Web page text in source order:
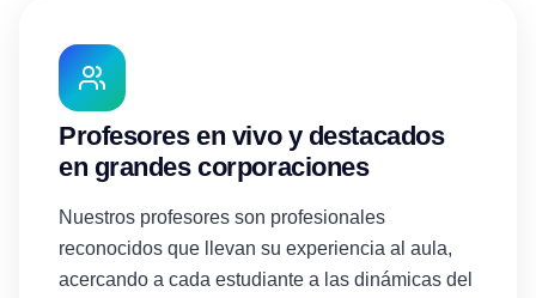
Profesores en vivo y destacados
en grandes corporaciones
Nuestros profesores son profesionales
reconocidos que llevan su experiencia al aula,
acercando a cada estudiante a las dinámicas del